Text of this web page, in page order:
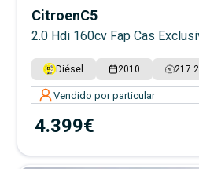
CitroenC5
2.0 Hdi 160cv Fap Cas
Diésel 2010
Vendido por particular
4.399€